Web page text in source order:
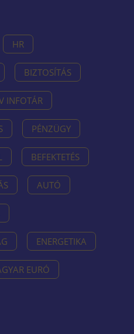
HR
BIZTOSÍTÁS
INFOTÁR
PÉNZÜGY
BEFEKTETÉS
AUTÓ
ENERGETIKA
EURÓ